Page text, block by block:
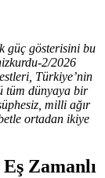
güç gösterisini bu
2/2026
Türkiye’nin
tüm dünyaya bir
milli ağır
ortadan ikiye
Zamanlı